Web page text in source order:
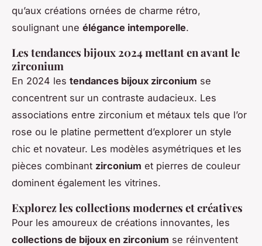
qu’aux créations ornées de charme rétro,
soulignant une élégance intemporelle.
Les tendances bijoux 2024 mettant en avant le
zirconium
En 2024 les tendances bijoux zirconium se
concentrent sur un contraste audacieux. Les
associations entre zirconium et métaux tels que l’or
rose ou le platine permettent d’explorer un style
chic et novateur. Les modèles asymétriques et les
pièces combinant zirconium et pierres de couleur
dominent également les vitrines.
Explorez les collections modernes et créatives
Pour les amoureux de créations innovantes, les
collections de bijoux en zirconium se réinventent